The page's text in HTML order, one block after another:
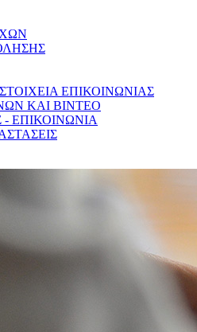
ΕΠΙΚΟΙΝΩΝΙΑΣ
ΚΑΙ ΒΙΝΤΕΟ
ΕΠΙΚΟΙΝΩΝΙΑ